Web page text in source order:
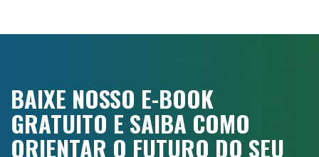
BAIXE NOSSO E-BOOK
GRATUITO E SAIBA COMO
ORIENTAR O FUTURO DO SEU